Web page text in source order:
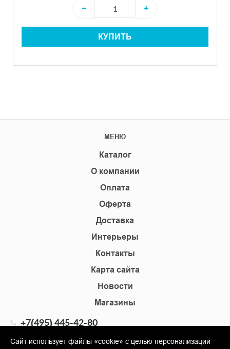
−
+
КУПИТЬ
МЕНЮ
Каталог
О компании
Оплата
Оферта
Доставка
Интерьеры
Контакты
Карта сайта
Новости
Магазины
+7(495) 445-42-80
Сайт использует файлы «cookie» с целью персонализации